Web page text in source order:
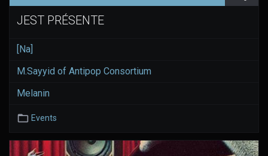
JEST PRÉSENTE
[Na]
M.Sayyid of Antipop Consortium
Melanin
Events